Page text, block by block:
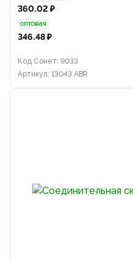
360.02 ₽
оптовая
346.48 ₽
Код Сонет: 9033
Артикул: 13043 ABR